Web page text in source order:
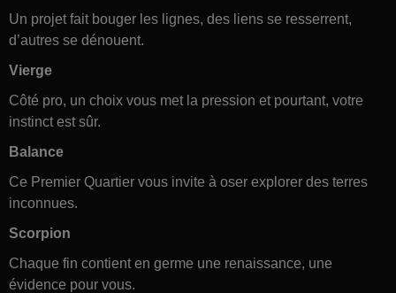
Un projet fait bouger les lignes, des liens se resserrent,
d’autres se dénouent.
Vierge
Côté pro, un choix vous met la pression et pourtant, votre
instinct est sûr.
Balance
Ce Premier Quartier vous invite à oser explorer des terres
inconnues.
Scorpion
Chaque fin contient en germe une renaissance, une
évidence pour vous.